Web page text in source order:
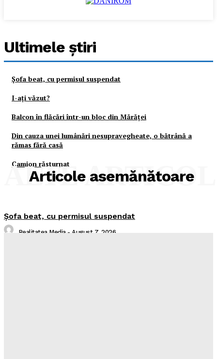
Ultimele ştiri
Şofa beat, cu permisul suspendat
I-aţi văzut?
Balcon în flăcări într-un bloc din Mărăţei
Din cauza unei lumânări nesupravegheate, o bătrână a
rămas fără casă
Camion răsturnat
Articole asemănătoare
ALTE
Şofa beat, cu permisul suspendat
Realitatea Media - August 7, 2026